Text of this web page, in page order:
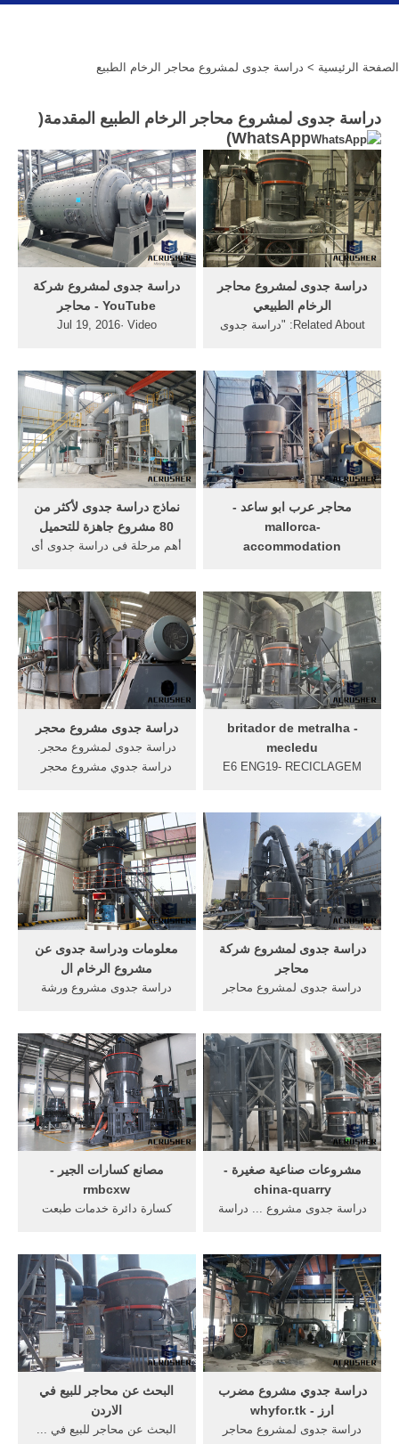
الصفحة الرئيسية > دراسة جدوى لمشروع محاجر الرخام الطبيع
دراسة جدوى لمشروع محاجر الرخام الطبيع المقدمة(
WhatsApp
)
‫دراسة جدوى لمشروع شركة
محاجر‬‎ - YouTube
Jul 19, 2016· Video
أونلاين دراسة جدوى لمشروع
محاجر الرخام ...
دراسة جدوى لمشروع محاجر
الرخام الطبيعي
Related About: "دراسة جدوى
لمشروع محاجر الرخام ...
نماذج دراسة جدوى لأكثر من
80 مشروع جاهزة للتحميل
أهم مرحلة فى دراسة جدوى أى
دراسة جدوى ...
محاجر عرب ابو ساعد -
mallorca-
accommodation
الرخام الطبيعي مطحن الوطنية
عرب ابو ...
دراسة جدوى مشروع محجر
دراسة جدوى لمشروع محجر.
دراسة جدوي مشروع محجر
britador de metralha -
mecledu
E6 ENG19- RECICLAGEM
RECICLAGEM DE
RESÍDUOS DA
CONSTRUÇÃO CIVIL:
Estação SLU – Estoril/Belo
Horizonte/MG
معلومات ودراسة جدوى عن
مشروع الرخام ال
دراسة جدوى مشروع ورشة
... أسعاركسارة محاجر;
دراسة جدوى لمشروع شركة
محاجر
دراسة جدوى لمشروع محاجر
الطبيعي دراسة جدوى ...
مصانع كسارات الجير -
rmbcxw
كسارة دائرة خدمات طبعت
لمشروع ...
مشروعات صناعية صغيرة -
china-quarry
دراسة جدوى مشروع ... دراسة
محاجر الرخام;
البحث عن محاجر للبيع في
الاردن
البحث عن محاجر للبيع في ...
دراسة جدوي مشروع مضرب
ارز - whyfor.tk
دراسة جدوى لمشروع محاجر